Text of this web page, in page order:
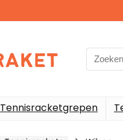
Search
for:
Tennisracketgrepen